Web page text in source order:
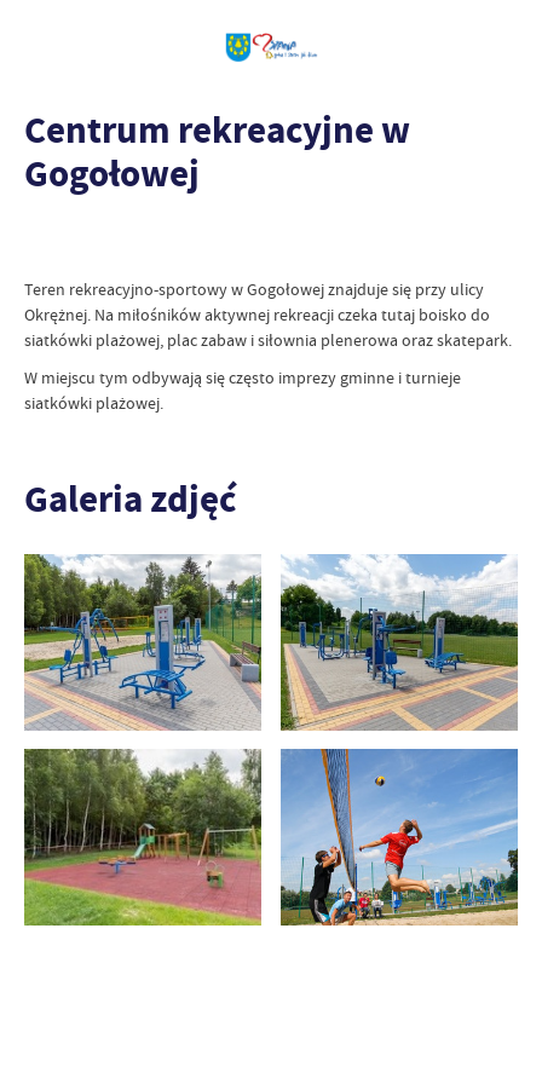
Centrum rekreacyjne w
Gogołowej
Teren rekreacyjno-sportowy w Gogołowej znajduje się przy ulicy
Okrężnej. Na miłośników aktywnej rekreacji czeka tutaj boisko do
siatkówki plażowej, plac zabaw i siłownia plenerowa oraz skatepark.
W miejscu tym odbywają się często imprezy gminne i turnieje
siatkówki plażowej.
Galeria zdjęć